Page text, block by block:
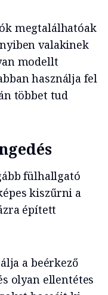
megtalálhatóak
valakinek
modellt
használja fel
többet tud
fülhallgató
kiszűrni a
épített
a beérkező
olyan ellentétes